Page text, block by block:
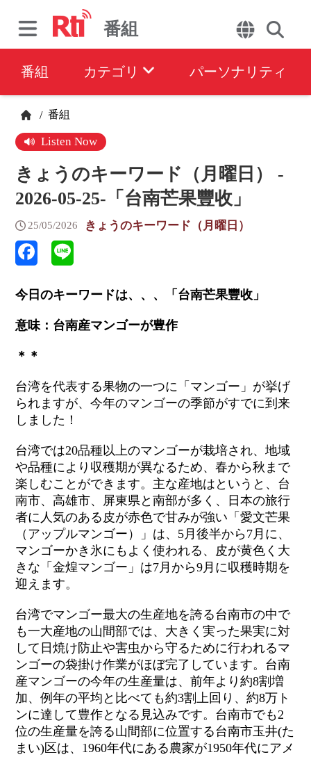
番組
番組 カテゴリ パーソナリティ
/ 番組
Listen Now
きょうのキーワード（月曜日） -
2026-05-25-「台南芒果豐收」
25/05/2026 きょうのキーワード（月曜日）
今日のキーワードは、、、「台南芒果豐收」
意味：台南産マンゴーが豊作
＊＊
台湾を代表する果物の一つに「マンゴー」が挙げ
られますが、今年のマンゴーの季節がすでに到来
しました！
台湾では20品種以上のマンゴーが栽培され、地域
や品種により収穫期が異なるため、春から秋まで
楽しむことができます。主な産地はというと、台
南市、高雄市、屏東県と南部が多く、日本の旅行
者に人気のある皮が赤色で甘みが強い「愛文芒果
（アップルマンゴー）」は、5月後半から7月に、
マンゴーかき氷にもよく使われる、皮が黄色く大
きな「金煌マンゴー」は7月から9月に収穫時期を
迎えます。
台湾でマンゴー最大の生産地を誇る台南市の中で
も一大産地の山間部では、大きく実った果実に対
して日焼け防止や害虫から守るために行われるマ
ンゴーの袋掛け作業がほぼ完了しています。台南
産マンゴーの今年の生産量は、前年より約8割増
加、例年の平均と比べても約3割上回り、約8万ト
ンに達して豊作となる見込みです。台南市でも2
位の生産量を誇る山間部に位置する台南市玉井(た
まい)区は、1960年代にある農家が1950年代にアメ